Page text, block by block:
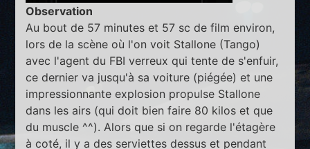
Observation
Au bout de 57 minutes et 57 sc de film environ,
lors de la scène où l'on voit Stallone (Tango)
avec l'agent du FBI verreux qui tente de s'enfuir,
ce dernier va jusqu'à sa voiture (piégée) et une
impressionnante explosion propulse Stallone
dans les airs (qui doit bien faire 80 kilos et que
du muscle ^^). Alors que si on regarde l'étagère
à coté, il y a des serviettes dessus et pendant